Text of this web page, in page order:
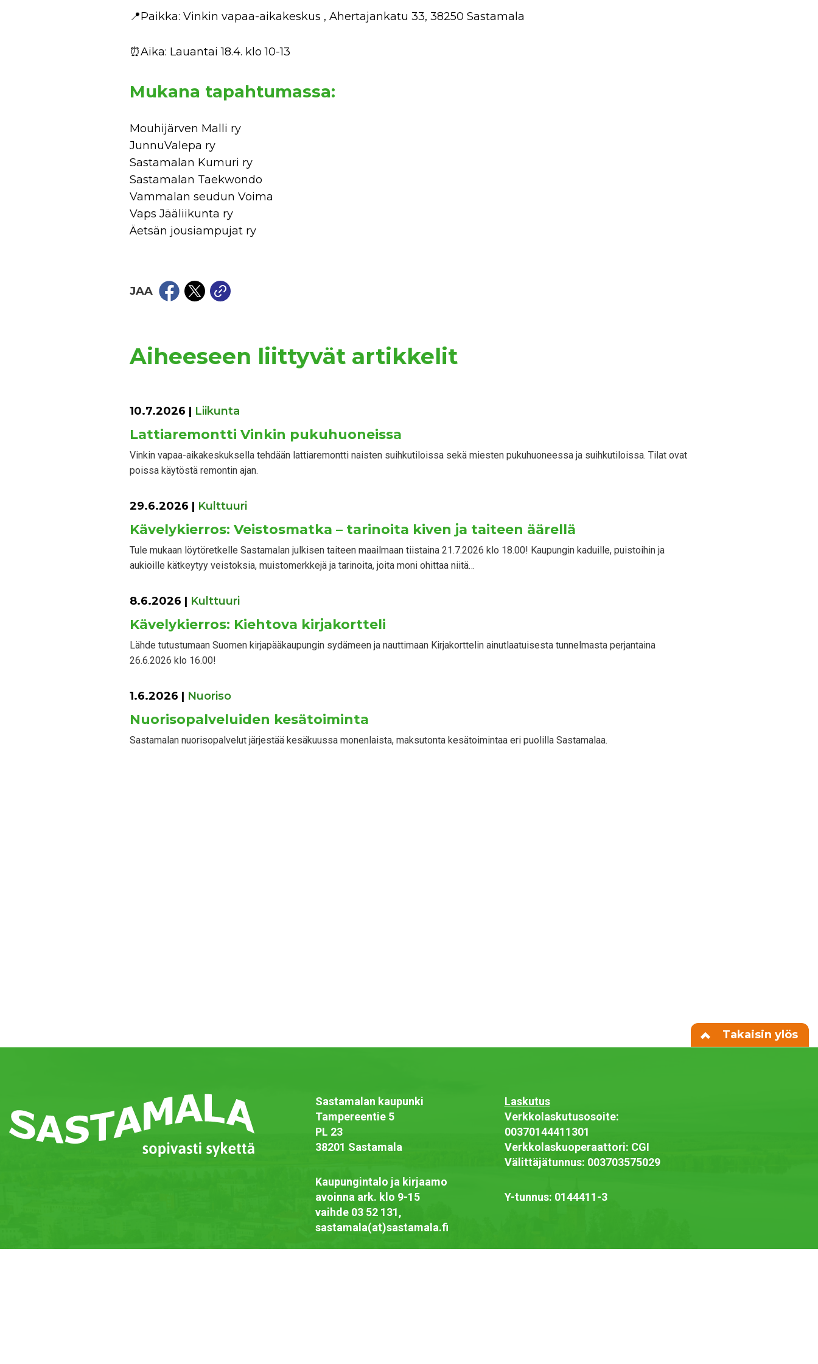
📍Paikka: Vinkin vapaa-aikakeskus , Ahertajankatu 33, 38250 Sastamala
⏰Aika: Lauantai 18.4. klo 10-13
Mukana tapahtumassa:
Mouhijärven Malli ry
JunnuValepa ry
Sastamalan Kumuri ry
Sastamalan Taekwondo
Vammalan seudun Voima
Vaps Jääliikunta ry
Äetsän jousiampujat ry
JAA
Aiheeseen liittyvät artikkelit
10.7.2026 | Liikunta
Lattiaremontti Vinkin pukuhuoneissa
Vinkin vapaa-aikakeskuksella tehdään lattiaremontti naisten suihkutiloissa sekä miesten pukuhuoneessa ja suihkutiloissa. Tilat ovat
poissa käytöstä remontin ajan.
29.6.2026 | Kulttuuri
Kävelykierros: Veistosmatka – tarinoita kiven ja taiteen äärellä
Tule mukaan löytöretkelle Sastamalan julkisen taiteen maailmaan tiistaina 21.7.2026 klo 18.00! Kaupungin kaduille, puistoihin ja
aukioille kätkeytyy veistoksia, muistomerkkejä ja tarinoita, joita moni ohittaa niitä…
8.6.2026 | Kulttuuri
Kävelykierros: Kiehtova kirjakortteli
Lähde tutustumaan Suomen kirjapääkaupungin sydämeen ja nauttimaan Kirjakorttelin ainutlaatuisesta tunnelmasta perjantaina
26.6.2026 klo 16.00!
1.6.2026 | Nuoriso
Nuorisopalveluiden kesätoiminta
Sastamalan nuorisopalvelut järjestää kesäkuussa monenlaista, maksutonta kesätoimintaa eri puolilla Sastamalaa.
Takaisin ylös
Sastamalan kaupunki
Tampereentie 5
PL 23
38201 Sastamala
Kaupungintalo ja kirjaamo
avoinna ark. klo 9-15
vaihde 03 52 131,
sastamala(at)sastamala.fi
Laskutus
Verkkolaskutusosoite:
00370144411301
Verkkolaskuoperaattori: CGI
Välittäjätunnus: 003703575029
Y-tunnus: 0144411-3